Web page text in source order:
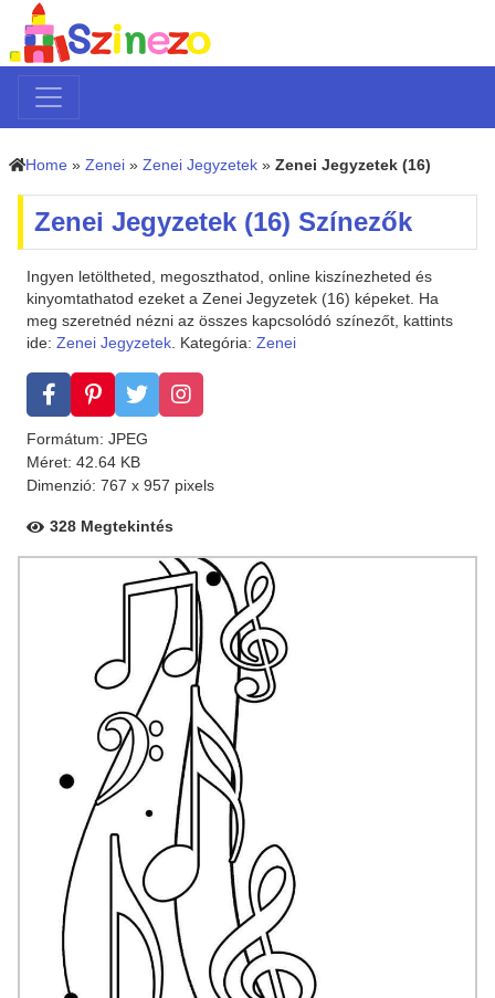
Home » Zenei » Zenei Jegyzetek » Zenei Jegyzetek (16)
Zenei Jegyzetek (16) Színezők
Ingyen letöltheted, megoszthatod, online kiszínezheted és
kinyomtathatod ezeket a Zenei Jegyzetek (16) képeket. Ha
meg szeretnéd nézni az összes kapcsolódó színezőt, kattints
ide: Zenei Jegyzetek. Kategória: Zenei
Formátum: JPEG
Méret: 42.64 KB
Dimenzió: 767 x 957 pixels
328 Megtekintés